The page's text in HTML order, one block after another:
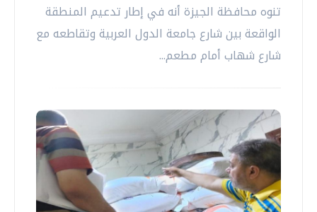
تنوه محافظة الجيزة أنه في إطار تدعيم المنطقة
الواقعة بين شارع جامعة الدول العربية وتقاطعه مع
شارع شهاب أمام مطعم...